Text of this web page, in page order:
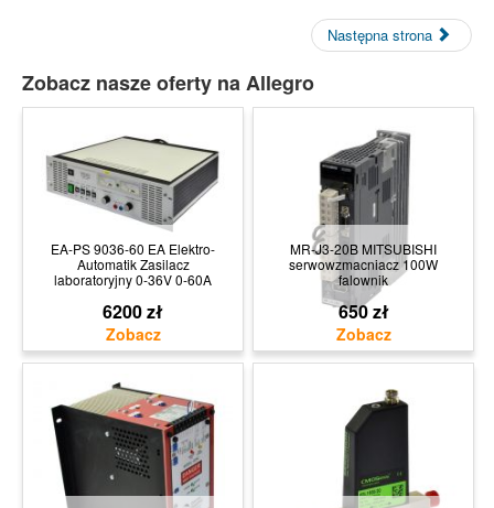
Następna strona
Zobacz nasze oferty na Allegro
EA-PS 9036-60 EA Elektro-
Automatik Zasilacz
laboratoryjny 0-36V 0-60A
6200 zł
MR-J3-20B MITSUBISHI
serwowzmacniacz 100W
falownik
650 zł